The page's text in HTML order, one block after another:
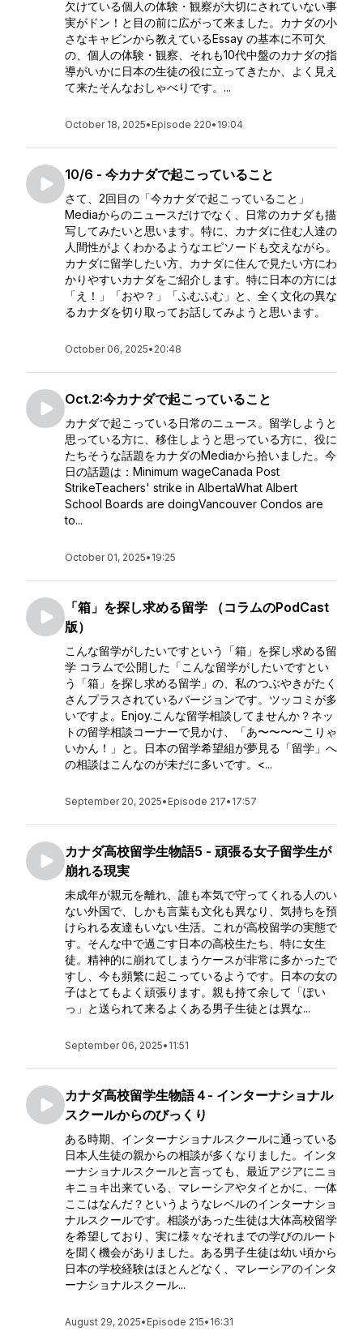
欠けている個人の体験・観察が大切にされていない事
実がドン！と目の前に広がって来ました。カナダの小
さなキャビンから教えているEssay の基本に不可欠
の、個人の体験・観察、それも10代中盤のカナダの指
導がいかに日本の生徒の役に立ってきたか、よく見え
て来たそんなおしゃべりです。...
October 18, 2025• Episode 220• 19:04
10/6 - 今カナダで起こっていること
さて、2回目の「今カナダで起こっていること」
Mediaからのニュースだけでなく、日常のカナダも描
写してみたいと思います。特に、カナダに住む人達の
人間性がよくわかるようなエピソードも交えながら。
カナダに留学したい方、カナダに住んで見たい方にわ
かりやすいカナダをご紹介します。特に日本の方には
「え！」「おや？」「ふむふむ」と、全く文化の異な
るカナダを切り取ってお話してみようと思います。
October 06, 2025• 20:48
Oct.2:今カナダで起こっていること
カナダで起こっている日常のニュース。留学しようと
思っている方に、移住しようと思っている方に、役に
たちそうな話題をカナダのMediaから拾いました。今
日の話題は：Minimum wageCanada Post
StrikeTeachers' strike in AlbertaWhat Albert
School Boards are doingVancouver Condos are
to...
October 01, 2025• 19:25
「箱」を探し求める留学 （コラムのPodCast
版）
こんな留学がしたいですという「箱」を探し求める留
学 コラムで公開した「こんな留学がしたいですとい
う「箱」を探し求める留学」の、私のつぶやきがたく
さんプラスされているバージョンです。ツッコミが多
いですよ。Enjoy.こんな留学相談してませんか？ネッ
トの留学相談コーナーで見かけ、「あ〜〜〜〜こりゃ
いかん！」と。日本の留学希望組が夢見る「留学」へ
の相談はこんなのが未だに多いです。<...
September 20, 2025• Episode 217• 17:57
カナダ高校留学生物語5 - 頑張る女子留学生が
崩れる現実
未成年が親元を離れ、誰も本気で守ってくれる人のい
ない外国で、しかも言葉も文化も異なり、気持ちを預
けられる友達もいない生活。これが高校留学の実態で
す。そんな中で過ごす日本の高校生たち、特に女生
徒。精神的に崩れてしまうケースが非常に多かったで
すし、今も頻繁に起こっているようです。日本の女の
子はとてもよく頑張ります。親も持て余して「ぽい
っ」と送られて来るよくある男子生徒とは異な...
September 06, 2025• 11:51
カナダ高校留学生物語４- インターナショナル
スクールからのびっくり
ある時期、インターナショナルスクールに通っている
日本人生徒の親からの相談が多くなりました。インタ
ーナショナルスクールと言っても、最近アジアにニョ
キニョキ出来ている、マレーシアやタイとかに、一体
ここはなんだ？というようなレベルのインターナショ
ナルスクールです。相談があった生徒は大体高校留学
を希望しており、実に様々なそれまでの学びのルート
を聞く機会がありました。ある男子生徒は幼い頃から
日本の学校経験はほとんどなく、マレーシアのインタ
ーナショナルスクール...
August 29, 2025• Episode 215• 16:31